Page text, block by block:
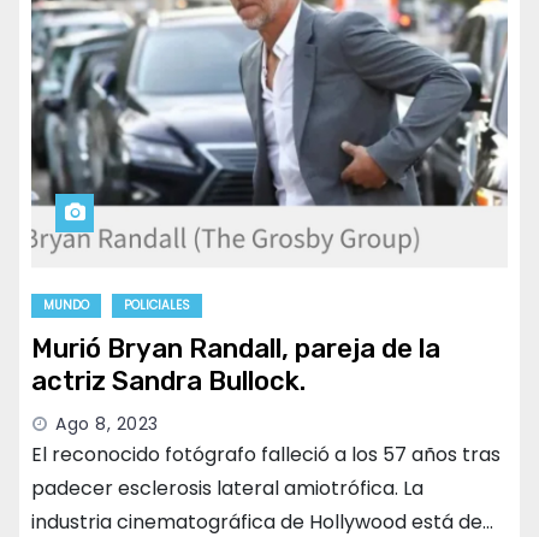
MUNDO POLICIALES
Murió Bryan Randall, pareja de la
actriz Sandra Bullock.
Ago 8, 2023
El reconocido fotógrafo falleció a los 57 años tras
padecer esclerosis lateral amiotrófica. La
industria cinematográfica de Hollywood está de…